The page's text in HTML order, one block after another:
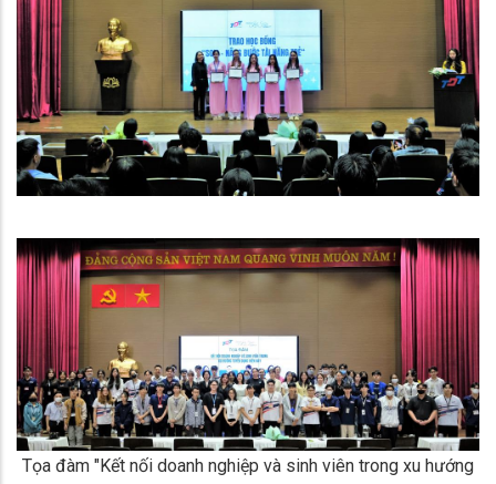
Tọa đàm "Kết nối doanh nghiệp và sinh viên trong xu hướng